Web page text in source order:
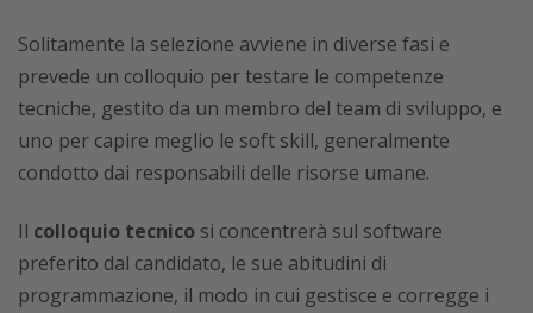
Solitamente la selezione avviene in diverse fasi e
prevede un colloquio per testare le competenze
tecniche, gestito da un membro del team di sviluppo, e
uno per capire meglio le soft skill, generalmente
condotto dai responsabili delle risorse umane.
Il colloquio tecnico si concentrerà sul software
preferito dal candidato, le sue abitudini di
programmazione, il modo in cui gestisce e corregge i